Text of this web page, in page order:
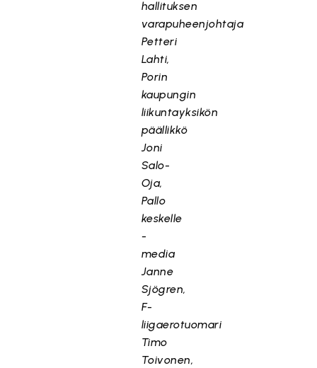
hallituksen
varapuheenjohtaja
Petteri
Lahti,
Porin
kaupungin
liikuntayksikön
päällikkö
Joni
Salo-
Oja,
Pallo
keskelle
-
media
Janne
Sjögren,
F-
liigaerotuomari
Timo
Toivonen,